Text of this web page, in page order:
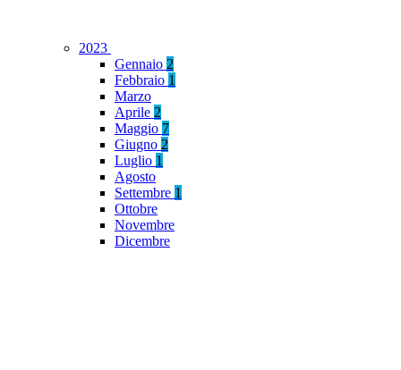
2023
Gennaio 2
Febbraio 1
Marzo
Aprile 2
Maggio 7
Giugno 2
Luglio 1
Agosto
Settembre 1
Ottobre
Novembre
Dicembre